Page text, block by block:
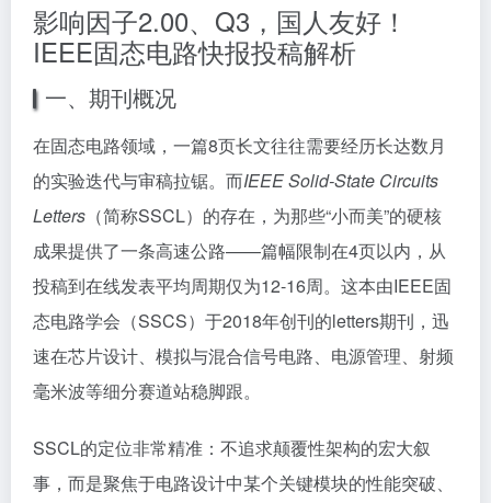
影响因子2.00、Q3，国人友好！
IEEE固态电路快报投稿解析
一、期刊概况
在固态电路领域，一篇8页长文往往需要经历长达数月
的实验迭代与审稿拉锯。而IEEE Solid-State Circuits
Letters （简称SSCL）的存在，为那些“小而美”的硬核
成果提供了一条高速公路——篇幅限制在4页以内，从
投稿到在线发表平均周期仅为12-16周。这本由IEEE固
态电路学会（SSCS）于2018年创刊的letters期刊，迅
速在芯片设计、模拟与混合信号电路、电源管理、射频
毫米波等细分赛道站稳脚跟。
SSCL的定位非常精准：不追求颠覆性架构的宏大叙
事，而是聚焦于电路设计中某个关键模块的性能突破、